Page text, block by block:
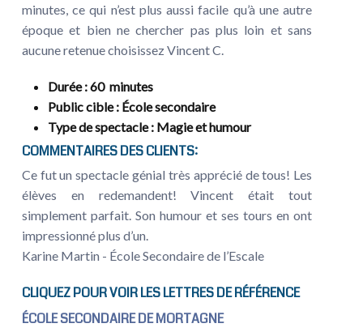
minutes, ce qui n’est plus aussi facile qu’à une autre
époque et bien ne chercher pas plus loin et sans
aucune retenue choisissez Vincent C.
Durée: 60 minutes
Public cible: École secondaire
Type de spectacle: Magie et humour
COMMENTAIRES DES CLIENTS:
Ce fut un spectacle génial très apprécié de tous! Les
élèves en redemandent! Vincent était tout
simplement parfait. Son humour et ses tours en ont
impressionné plus d’un.
Karine Martin - École Secondaire de l’Escale
CLIQUEZ POUR VOIR LES LETTRES DE RÉFÉRENCE
ÉCOLE SECONDAIRE DE MORTAGNE